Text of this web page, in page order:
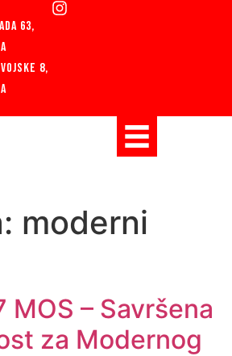
63,
8,
moderni
MOS – Savršena
za Modernog